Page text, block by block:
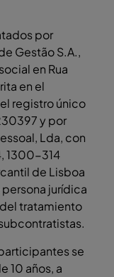
por
Gestão S.A.,
en Rua
en el
registro único
y por
Lda, con
1300-314
de Lisboa
jurídica
tratamiento
se
10 años, a